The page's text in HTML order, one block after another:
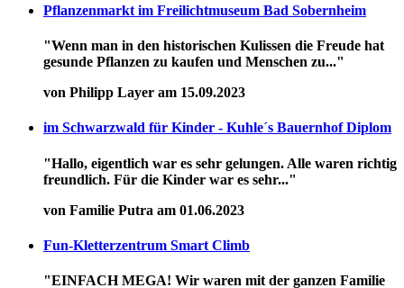
Pflanzenmarkt im Freilichtmuseum Bad Sobernheim
"Wenn man in den historischen Kulissen die Freude hat
gesunde Pflanzen zu kaufen und Menschen zu..."
von Philipp Layer am 15.09.2023
im Schwarzwald für Kinder - Kuhle´s Bauernhof Diplom
"Hallo, eigentlich war es sehr gelungen. Alle waren richtig
freundlich. Für die Kinder war es sehr..."
von Familie Putra am 01.06.2023
Fun-Kletterzentrum Smart Climb
"EINFACH MEGA! Wir waren mit der ganzen Familie